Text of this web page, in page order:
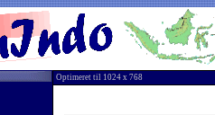
Optimeret til 1024 x 768